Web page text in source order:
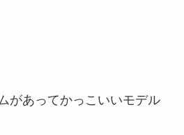
があってかっこいいモデル